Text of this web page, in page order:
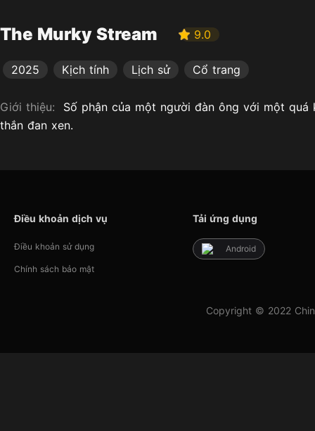
The Murky Stream 9.0
2025 Kịch tính Lịch sử Cổ trang
Giới thiệu: Số phận của một người đàn ông với một
thắn đan xen.
Điều khoản dịch vụ
Điều khoản sử dụng
Chính sách bảo mật
Tải ứng dụng
Android
Copyright © 2022